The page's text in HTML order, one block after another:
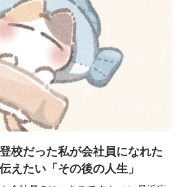
校だった私が会社員になれた
えたい「その後の人生」